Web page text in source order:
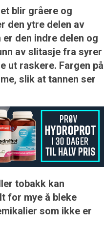
blir gråere og
den ytre delen av
er den indre delen og
av slitasje fra syrer
ut raskere. Fargen på
slik at tannen ser
tobakk kan
for mye å bleke
som ikke er